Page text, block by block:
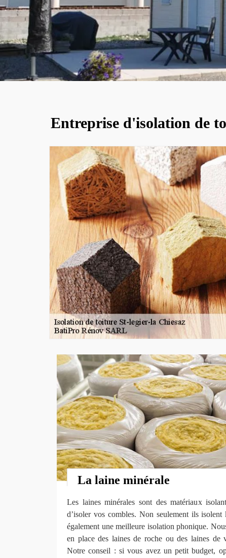
Entreprise d'isolation de
La laine minérale
Les laines minérales sont des matériaux
d’isoler vos combles. Non seulement ils
également une meilleure isolation phonique.
en place des laines de roche ou des laines de
Notre conseil : si vous avez un petit budget,